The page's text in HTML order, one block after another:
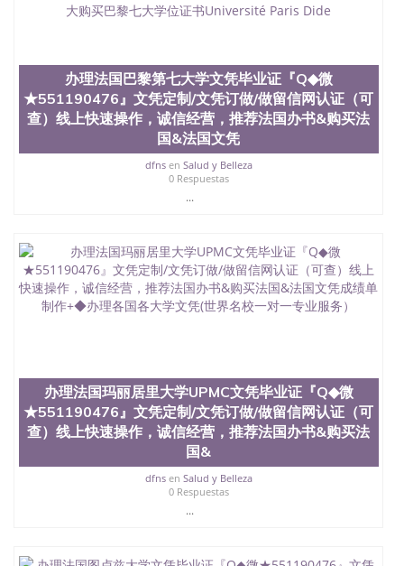
办理法国巴黎第七大学文凭毕业证『Q◆微
★551190476』文凭定制/文凭订做/做留信网认证（可
查）线上快速操作，诚信经营，推荐法国办书&购买法
国&法国文凭
dfnsen Salud y Belleza
0 Respuestas
...
办理法国玛丽居里大学UPMC文凭毕业证『Q◆微
★551190476』文凭定制/文凭订做/做留信网认证（可
查）线上快速操作，诚信经营，推荐法国办书&购买法
国&
dfnsen Salud y Belleza
0 Respuestas
...